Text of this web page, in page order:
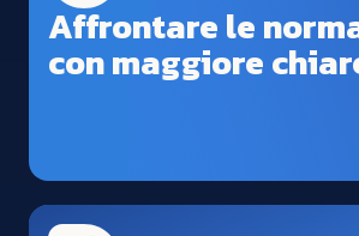
Affrontare le
con maggiore